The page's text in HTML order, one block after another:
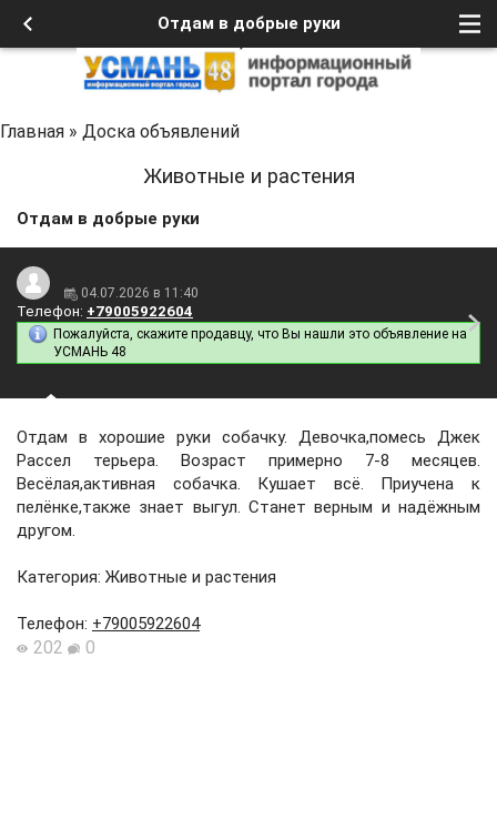
Отдам в добрые руки
Главная » Доска объявлений
Животные и растения
Отдам в добрые руки
04.07.2026 в 11:40
Телефон: +79005922604
Пожалуйста, скажите продавцу, что Вы нашли это объявление на
УСМАНЬ 48
Отдам в хорошие руки собачку. Девочка,помесь Джек
Рассел терьера. Возраст примерно 7-8 месяцев.
Весёлая,активная собачка. Кушает всё. Приучена к
пелёнке,также знает выгул. Станет верным и надёжным
другом.
Категория: Животные и растения
Телефон: +79005922604
202 0